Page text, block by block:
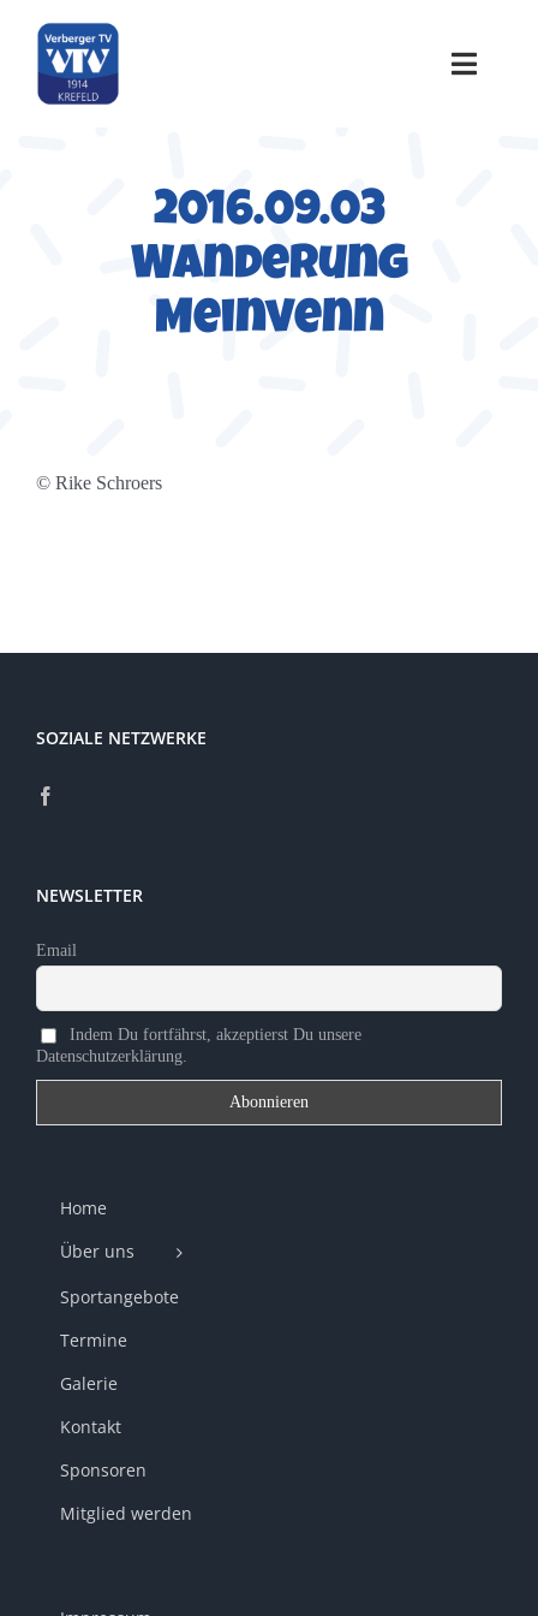
Inhalt
springen
Toggle
Über uns
Sportangebote
2016.09.03
Wanderung
Meinvenn
© Rike Schroers
SOZIALE NETZWERKE
NEWSLETTER
Email
Indem Du fortfährst, akzeptierst Du unsere
Datenschutzerklärung.
Home
Über uns
Sportangebote
Termine
Galerie
Kontakt
Sponsoren
Mitglied werden